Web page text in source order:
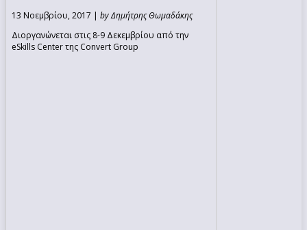
13 Νοεμβρίου, 2017 | by Δημήτρης Θωμαδάκης
Διοργανώνεται στις 8-9 Δεκεμβρίου από την
eSkills Center της Convert Group